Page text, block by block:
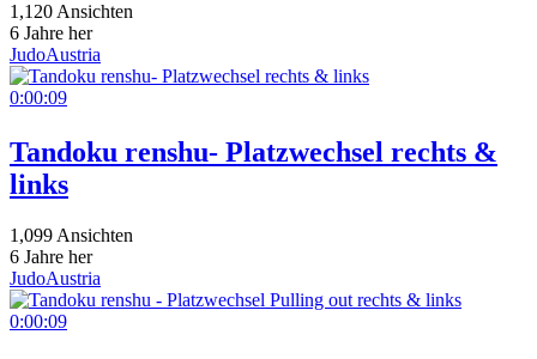
1,120 Ansichten
6 Jahre her
JudoAustria
0:00:09
Tandoku renshu- Platzwechsel rechts &
links
1,099 Ansichten
6 Jahre her
JudoAustria
0:00:09